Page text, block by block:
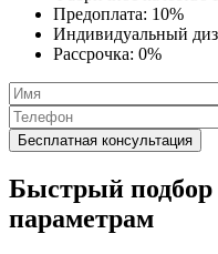
Предоплата: 10%
Индивидуальный
Рассрочка: 0%
Быстрый подбор
параметрам